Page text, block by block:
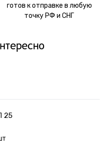
готов к отправке в любую
точку РФ и СНГ
25